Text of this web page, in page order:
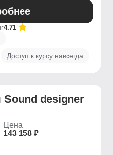
4.71
Доступ к курсу навсегда
designer
Цена
143 158 ₽